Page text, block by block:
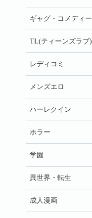
ギャグ・コメディー
TL(ティーンズラブ)
レディコミ
メンズエロ
ハーレクイン
ホラー
学園
異世界・転生
成人漫画